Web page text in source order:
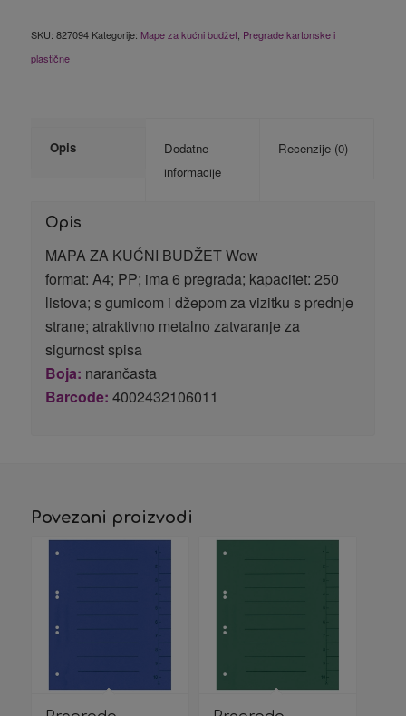
SKU: 827094 Kategorije: Mape za kućni budžet, Pregrade kartonske i
plastične
Opis
Dodatne
informacije
Recenzije (0)
Opis
MAPA ZA KUĆNI BUDŽET Wow
format: A4; PP; ima 6 pregrada; kapacitet: 250
listova; s gumicom i džepom za vizitku s prednje
strane; atraktivno metalno zatvaranje za
sigurnost spisa
Boja: narančasta
Barcode: 4002432106011
Povezani proizvodi